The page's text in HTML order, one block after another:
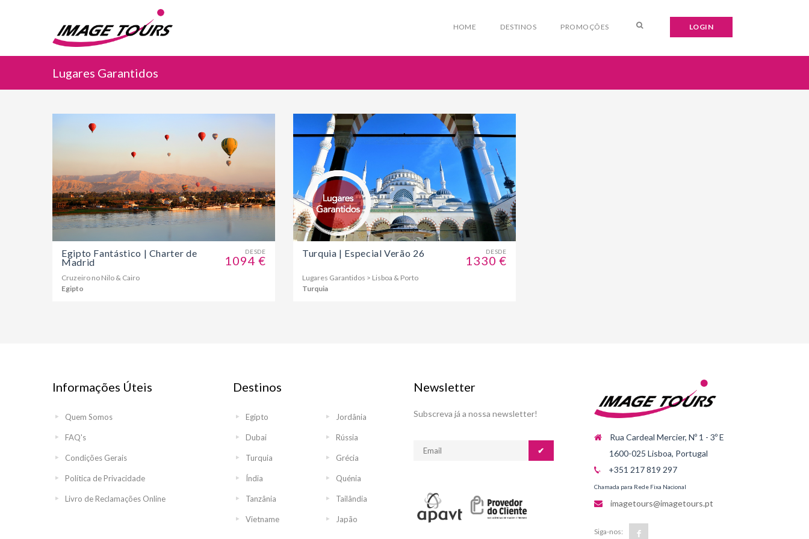
HOME DESTINOS PROMOÇÕES LOGIN
Lugares Garantidos
DESDE
1094 €
Egipto Fantástico | Charter de
Madrid
Cruzeiro no Nilo & Cairo
Egipto
DESDE
1330 €
Turquia | Especial Verão 26
Lugares Garantidos > Lisboa & Porto
Turquia
Informações Úteis
Quem Somos
FAQ's
Condições Gerais
Política de Privacidade
Livro de Reclamações Online
Destinos
Egipto Jordânia
Dubai Rússia
Turquia Grécia
Índia Quénia
Tanzânia Tailândia
Vietname Japão
Newsletter
Subscreva já a nossa newsletter!
✔
Rua Cardeal Mercier, Nº 1 - 3º E
1600-025 Lisboa, Portugal
+351 217 819 297
Chamada para Rede Fixa Nacional
imagetours@imagetours.pt
Siga-nos: